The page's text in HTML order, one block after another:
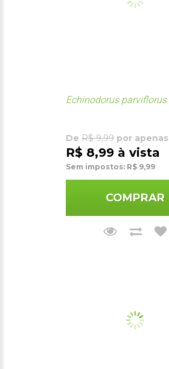
Echinodorus parviflorus
De R$ 9,99 por apenas
R$ 8,99 à vista
Sem impostos: R$ 9,99
COMPRAR